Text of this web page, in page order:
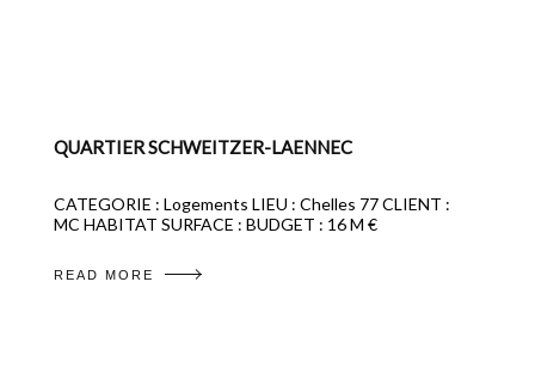
QUARTIER SCHWEITZER-LAENNEC
CATEGORIE : Logements LIEU : Chelles 77 CLIENT :
MC HABITAT SURFACE : BUDGET : 16 M €
READ MORE